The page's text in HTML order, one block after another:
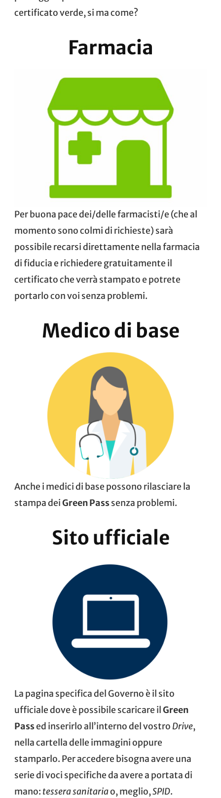
certificato verde, si ma come?
Farmacia
Per buona pace dei/delle farmacisti/e (che al
momento sono colmi di richieste) sarà
possibile recarsi direttamente nella farmacia
di fiducia e richiedere gratuitamente il
certificato che verrà stampato e potrete
portarlo con voi senza problemi.
Medico di base
Anche i medici di base possono rilasciare la
stampa deiGreen Passsenza problemi.
Sito ufficiale
La pagina specifica del Governo è il sito
ufficiale dove è possibile scaricare il Green
Passed inserirlo all’interno del vostro Drive,
nella cartella delle immagini oppure
stamparlo. Per accedere bisogna avere una
serie di voci specifiche da avere a portata di
mano: tessera sanitariao, meglio,SPID.